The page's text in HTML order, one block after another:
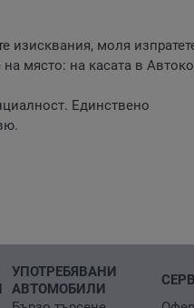
изисквания, моля
на място: на касата в
Единствено
УПОТРЕБЯВАНИ
АВТОМОБИЛИ